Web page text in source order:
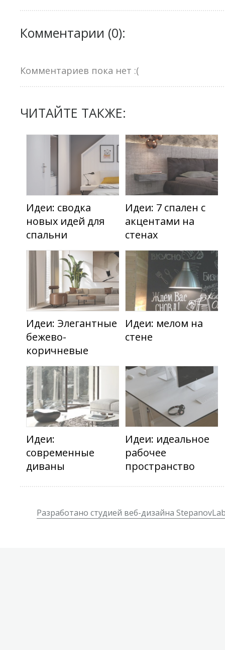
Комментарии (0):
Комментариев пока нет :(
ЧИТАЙТЕ ТАКЖЕ:
Идеи: сводка
новых идей для
спальни
Идеи: 7 спален с
акцентами на
стенах
Идеи: Элегантные
бежево-
коричневые
интерьеры
Идеи: мелом на
стене
Идеи:
современные
диваны
Идеи: идеальное
рабочее
пространство
Разработано студией веб-дизайна